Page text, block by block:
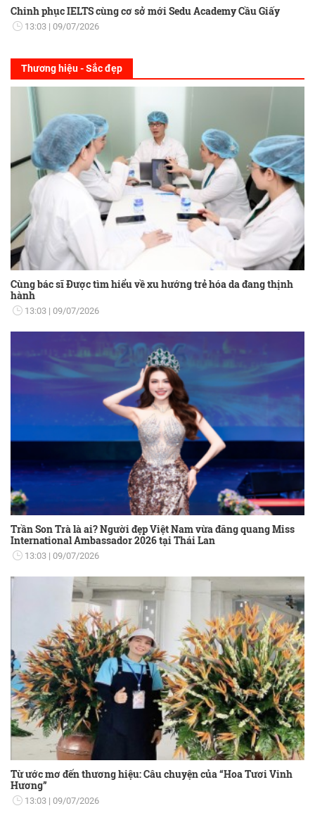
Chinh phục IELTS cùng cơ sở mới Sedu Academy Cầu Giấy
13:03 09/07/2026
Thương hiệu - Sắc đẹp
Cùng bác sĩ Được tìm hiểu về xu hướng trẻ hóa da đang thịnh
hành
13:03 09/07/2026
Trần Son Trà là ai? Người đẹp Việt Nam vừa đăng quang Miss
International Ambassador 2026 tại Thái Lan
13:03 09/07/2026
Từ ước mơ đến thương hiệu: Câu chuyện của “Hoa Tươi Vinh
Hương”
13:03 09/07/2026